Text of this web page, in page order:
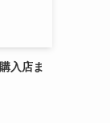
入店ま